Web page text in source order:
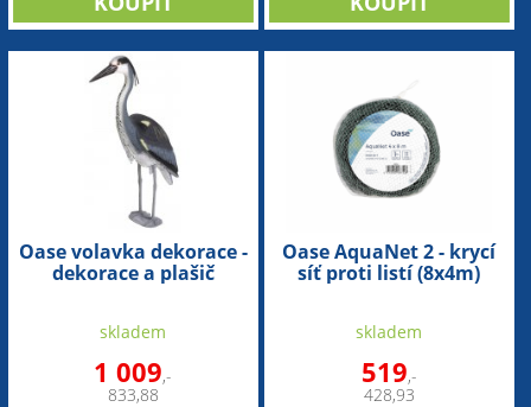
Oase volavka dekorace -
dekorace a plašič
skladem
1 009,-
833,88
Oase AquaNet 2 - krycí
síť proti listí (8x4m)
skladem
519,-
428,93